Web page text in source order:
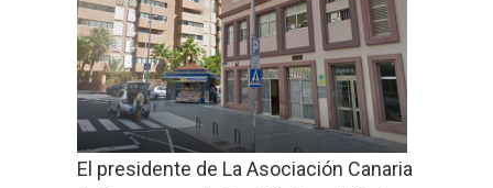
El presidente de La Asociación Canaria